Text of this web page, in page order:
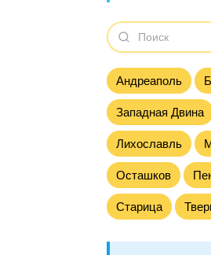
Андреаполь
Западная Двина
Лихославль
Осташков
Старица